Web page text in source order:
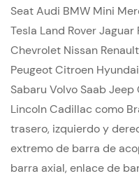
Seat Audi BMW Mini
Tesla Land Rover
Chevrolet Nissan
Peugeot Citroen
Sabaru Volvo Saab
Lincoln Cadillac como
trasero, izquierdo y
extremo de barra de
barra axial, enlace de